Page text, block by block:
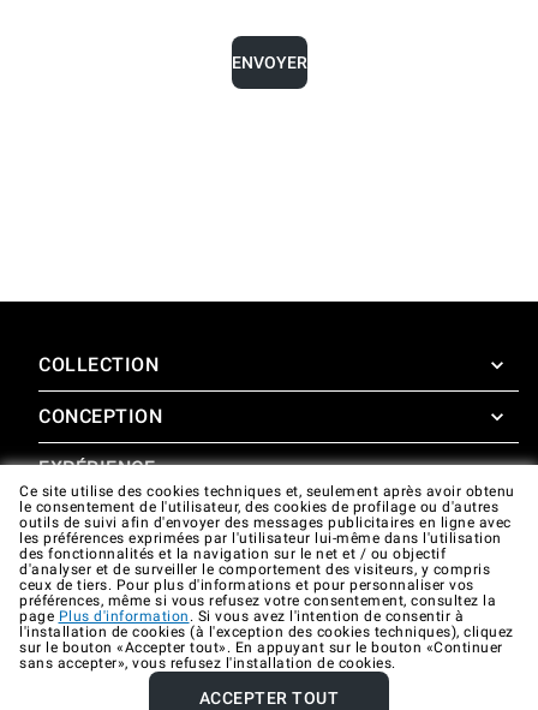
ENVOYER
COLLECTION
SuperOven
Accessoires
CONCEPTION
Design Lounge
Téléchargements
Galerie
EXPÉRIENCE
SuperOven Experience
Unox Casa App
SOUTIEN
Garantie
Assistance technique
Contacts
Ce site utilise des cookies techniques et, seulement après avoir obtenu
le consentement de l'utilisateur, des cookies de profilage ou d'autres
outils de suivi afin d'envoyer des messages publicitaires en ligne avec
les préférences exprimées par l'utilisateur lui-même dans l'utilisation
des fonctionnalités et la navigation sur le net et / ou objectif
d'analyser et de surveiller le comportement des visiteurs, y compris
ceux de tiers. Pour plus d'informations et pour personnaliser vos
préférences, même si vous refusez votre consentement, consultez la
page Plus d'information . Si vous avez l'intention de consentir à
l'installation de cookies (à l'exception des cookies techniques), cliquez
sur le bouton «Accepter tout». En appuyant sur le bouton «Continuer
sans accepter», vous refusez l'installation de cookies.
ACCEPTER TOUT